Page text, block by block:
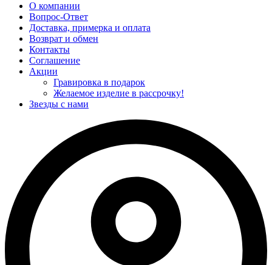
О компании
Вопрос-Ответ
Доставка, примерка и оплата
Возврат и обмен
Контакты
Соглашение
Акции
Гравировка в подарок
Желаемое изделие в рассрочку!
Звезды с нами